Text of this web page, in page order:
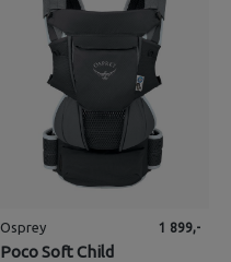
Osprey
Poco Soft Child
1 899,-